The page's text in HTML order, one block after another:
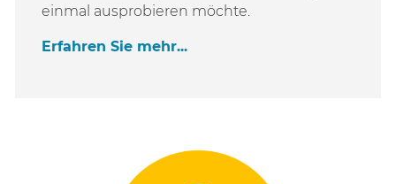
einmal ausprobieren möchte.
Erfahren Sie mehr...